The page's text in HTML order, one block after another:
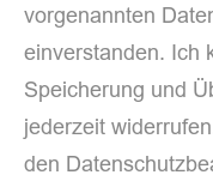
vorgenannten
einverstanden. Ich
Speicherung und
jederzeit
den